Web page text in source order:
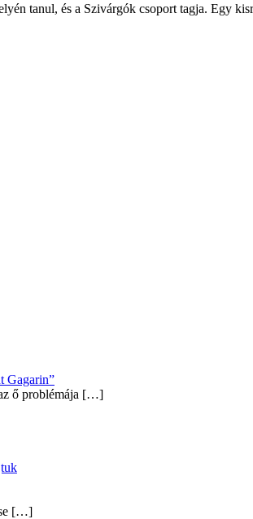
tanul, és a Szivárgók csoport tagja. Egy
Gagarin”
ő problémája […]
[…]